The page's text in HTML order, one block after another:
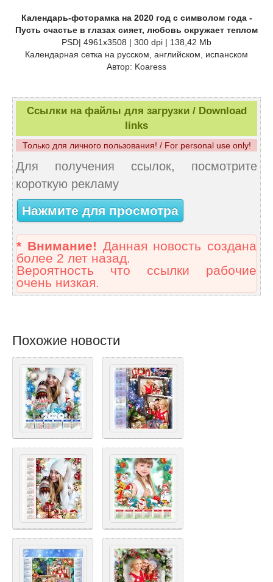
Календарь-фоторамка на 2020 год с символом года -
Пусть счастье в глазах сияет, любовь окружает теплом
PSD| 4961x3508 | 300 dpi | 138,42 Mb
Календарная сетка на русском, английском, испанском
Автор: Koaress
Ссылки на файлы для загрузки / Download
links
Только для личного пользования! / For personal use only!
Для получения ссылок, посмотрите
короткую рекламу
Нажмите для просмотра
* Внимание! Данная новость создана
более 2 лет назад.
Вероятность что ссылки рабочие
очень низкая.
Похожие новости